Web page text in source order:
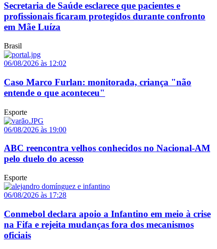
Secretaria de Saúde esclarece que pacientes e
profissionais ficaram protegidos durante confronto
em Mãe Luíza
Brasil
06/08/2026 às 12:02
Caso Marco Furlan: monitorada, criança "não
entende o que aconteceu"
Esporte
06/08/2026 às 19:00
ABC reencontra velhos conhecidos no Nacional-AM
pelo duelo do acesso
Esporte
06/08/2026 às 17:28
Conmebol declara apoio a Infantino em meio à crise
na Fifa e rejeita mudanças fora dos mecanismos
oficiais